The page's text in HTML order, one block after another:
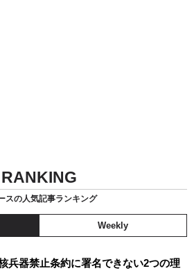
RANKING
スの人気記事ランキング
Weekly
兵器禁止条約に署名できない2つの理